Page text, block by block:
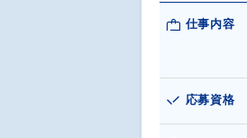
仕事内容
応募資格